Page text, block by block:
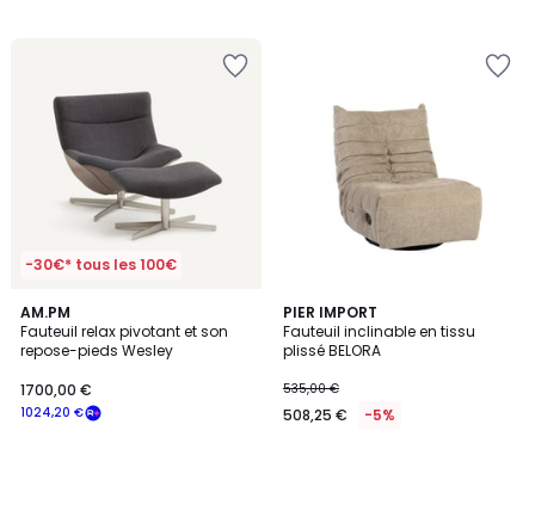
-30€* tous les 100€
AM.PM
Fauteuil relax pivotant et son
repose-pieds Wesley
1024,20 €
1700,00 €
PIER IMPORT
Fauteuil inclinable en tissu
plissé BELORA
535,00 €
508,25 € -5%